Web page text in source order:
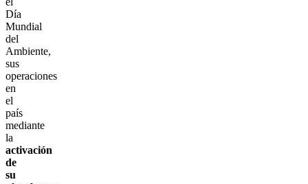
Día
Mundial
del
Ambiente,
sus
operaciones
en
el
país
mediante
la
activación
de
su